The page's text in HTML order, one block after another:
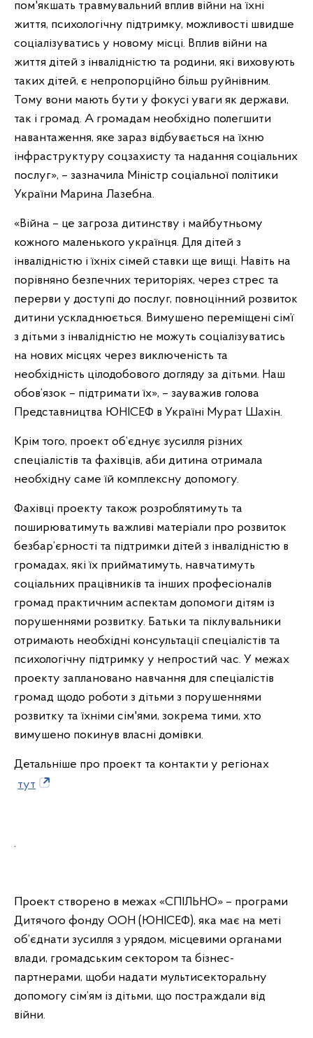
пом'якшать травмувальний вплив війни на їхні
життя, психологічну підтримку, можливості швидше
соціалізуватись у новому місці. Вплив війни на
життя дітей з інвалідністю та родини, які виховують
таких дітей, є непропорційно більш руйнівним.
Тому вони мають бути у фокусі уваги як держави,
так і громад. А громадам необхідно полегшити
навантаження, яке зараз відбувається на їхню
інфраструктуру соцзахисту та надання соціальних
послуг», – зазначила Міністр соціальної політики
України Марина Лазебна.
«Війна – це загроза дитинству і майбутньому
кожного маленького українця. Для дітей з
інвалідністю і їхніх сімей ставки ще вищі. Навіть на
порівняно безпечних територіях, через стрес та
перерви у доступі до послуг, повноцінний розвиток
дитини ускладнюється. Вимушено переміщені сім’ї
з дітьми з інвалідністю не можуть соціалізуватись
на нових місцях через виключеність та
необхідність цілодобового догляду за дітьми. Наш
обов’язок – підтримати їх», – зауважив голова
Представництва ЮНІСЕФ в Україні Мурат Шахін.
Крім того, проект об’єднує зусилля різних
спеціалістів та фахівців, аби дитина отримала
необхідну саме їй комплексну допомогу.
Фахівці проекту також розроблятимуть та
поширюватимуть важливі матеріали про розвиток
безбар’єрності та підтримки дітей з інвалідністю в
громадах, які їх прийматимуть, навчатимуть
соціальних працівників та інших професіоналів
громад практичним аспектам допомоги дітям із
порушеннями розвитку. Батьки та піклувальники
отримають необхідні консультації спеціалістів та
психологічну підтримку у непростий час. У межах
проекту заплановано навчання для спеціалістів
громад щодо роботи з дітьми з порушеннями
розвитку та їхніми сім'ями, зокрема тими, хто
вимушено покинув власні домівки.
Детальніше про проект та контакти у регіонах
тут
.
Проект створено в межах «СПІЛЬНО» – програми
Дитячого фонду ООН (ЮНІСЕФ), яка має на меті
об’єднати зусилля з урядом, місцевими органами
влади, громадським сектором та бізнес-
партнерами, щоби надати мультисекторальну
допомогу сім’ям із дітьми, що постраждали від
війни.